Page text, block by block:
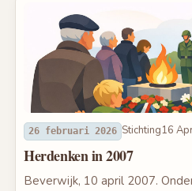
26 februari 2026 Stichting16
Herdenken in 2007
Beverwijk, 10 april 2007.